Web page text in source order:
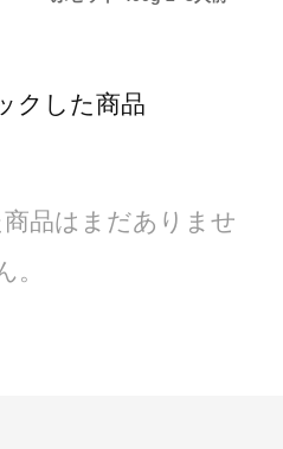
クした商品
品はまだありませ
。